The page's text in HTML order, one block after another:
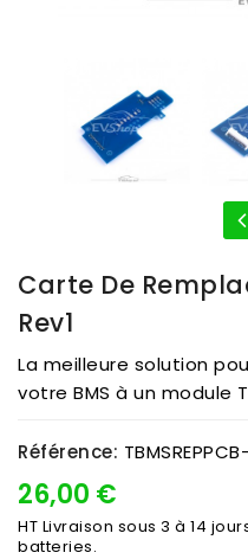
Carte De
Rev1
La meilleure solution
votre BMS à un module
Référence:
26,00 €
HT Livraison sous 3 à 14
batteries.